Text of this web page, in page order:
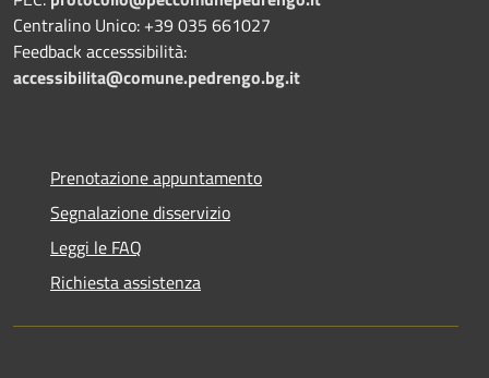
Centralino Unico: +39 035 661027
Feedback accesssibilità:
accessibilita@comune.pedrengo.bg.it
Prenotazione appuntamento
Segnalazione disservizio
Leggi le FAQ
Richiesta assistenza